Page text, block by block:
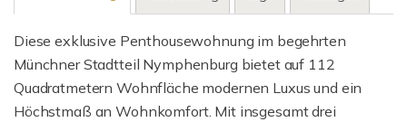
Diese exklusive Penthousewohnung im begehrten
Münchner Stadtteil Nymphenburg bietet auf 112
Quadratmetern Wohnfläche modernen Luxus und ein
Höchstmaß an Wohnkomfort. Mit insgesamt drei